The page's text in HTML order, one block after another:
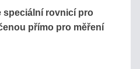
speciální rovnicí pro
přímo pro měření